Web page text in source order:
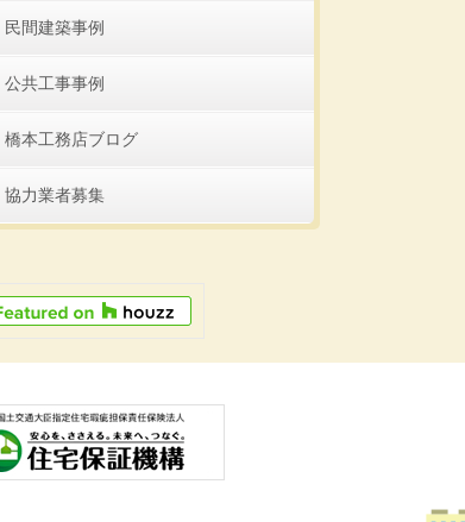
民間建築事例
公共工事事例
橋本工務店ブログ
協力業者募集